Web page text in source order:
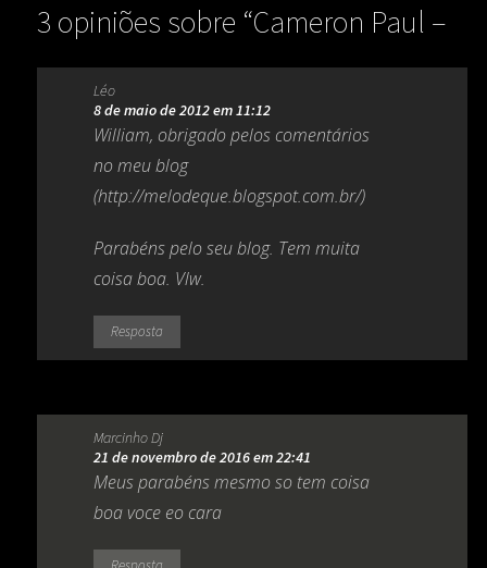
3 opiniões sobre “Cameron Paul –
Don’t Mess With My Mind (Melô da
mamãe)”
Léo
8 de maio de 2012 em 11:12
William, obrigado pelos comentários
no meu blog
(http://melodeque.blogspot.com.br/)
Parabéns pelo seu blog. Tem muita
coisa boa. Vlw.
Resposta
Marcinho Dj
21 de novembro de 2016 em 22:41
Meus parabéns mesmo so tem coisa
boa voce eo cara